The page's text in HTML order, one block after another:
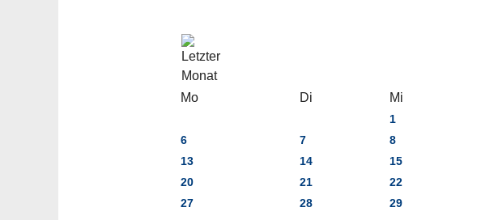
Mo Di Mi
1
6
7 8
13
14 15
20
21 22
27
28 29